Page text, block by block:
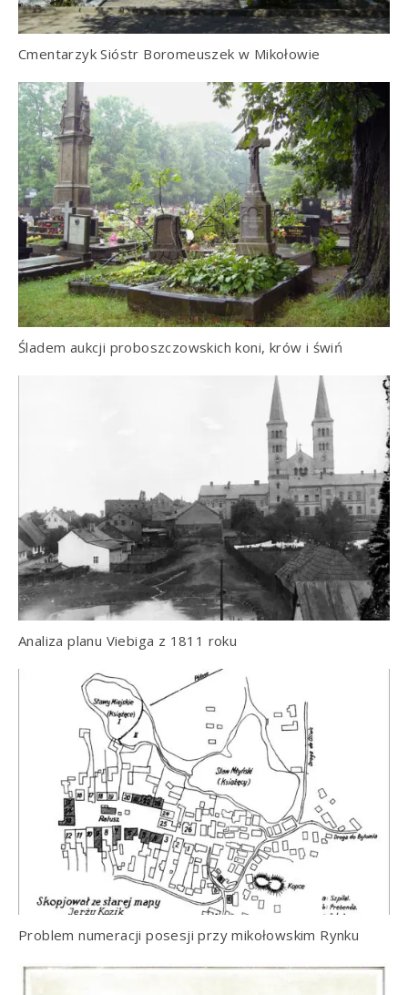
Cmentarzyk Sióstr Boromeuszek w Mikołowie
Śladem aukcji proboszczowskich koni, krów i świń
Analiza planu Viebiga z 1811 roku
Problem numeracji posesji przy mikołowskim Rynku